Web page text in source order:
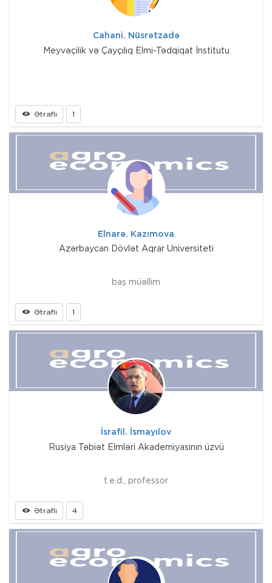
Cahani. Nüsrətzadə
Meyvəçilik və Çayçılıq Elmi-Tədqiqat İnstitutu
Ətraflı 1
Elnarə. Kazımova
Azərbaycan Dövlət Aqrar Universiteti
baş müəllim
Ətraflı 1
İsrafil. İsmayılov
Rusiya Təbiət Elmləri Akademiyasının üzvü
t.e.d., professor
Ətraflı 4